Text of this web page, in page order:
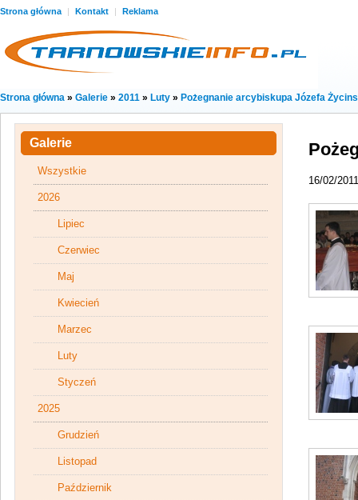
Strona główna | Kontakt | Reklama
Strona główna » Galerie » 2011 » Luty » Pożegnanie arcybiskupa Józefa
16/02/2011
Galerie
Wszystkie
2026
Lipiec
Czerwiec
Maj
Kwiecień
Marzec
Luty
Styczeń
2025
Grudzień
Listopad
Październik